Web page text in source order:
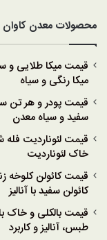
محصولات معدن کاوان
میکا رنگی و سیاه
سفید و سیاه معدن
خاک لئوناردیت
کائولن سفید با آنالیز
طبس، آنالیز و کاربرد